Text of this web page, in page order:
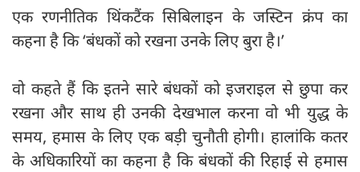
एक रणनीतिक थिंकटैंक सिबिलाइन के जस्टिन क्रंप का
कहना है कि ‘बंधकों को रखना उनके लिए बुरा है।’
वो कहते हैं कि इतने सारे बंधकों को इजराइल से छुपा कर
रखना और साथ ही उनकी देखभाल करना वो भी युद्ध के
समय, हमास के लिए एक बड़ी चुनौती होगी। हालांकि कतर
के अधिकारियों का कहना है कि बंधकों की रिहाई से हमास